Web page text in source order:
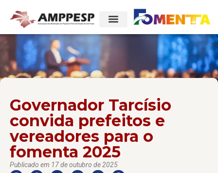
Governador Tarcísio
convida prefeitos e
vereadores para o
fomenta 2025
Publicado em 17 de outubro de 2025